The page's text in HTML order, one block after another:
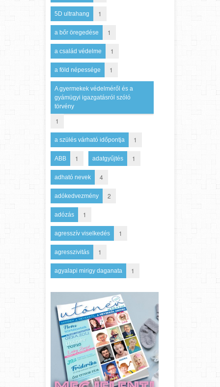
5D ultrahang 1
a bőr öregedése 1
a család védelme 1
a föld népessége 1
A gyermekek védelméről és a
gyámügyi igazgatásról szóló
törvény
1
a szülés várható időpontja 1
ABB 1 adatgyűjtés 1
adható nevek 4
adókedvezmény 2
adózás 1
agresszív viselkedés 1
agresszivitás 1
agyalapi mirigy daganata 1